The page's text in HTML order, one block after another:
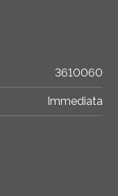
3610060
Immediata